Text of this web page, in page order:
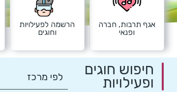
אגף תרבות, חברה
ופנאי
הרשמה לפעילויות
וחוגים
חיפוש חוגים
ופעילויות